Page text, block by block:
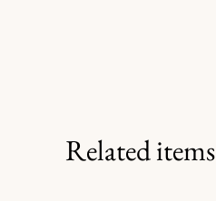
Related items